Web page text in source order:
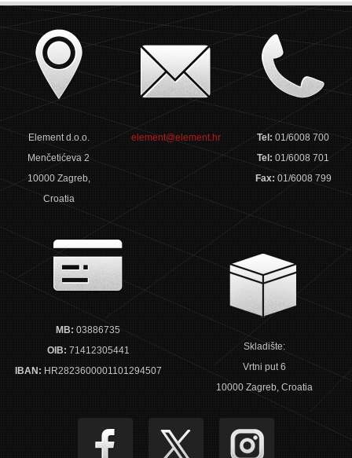
Element d.o.o.
Menčetićeva 2
10000 Zagreb,
Croatia
element@element.hr Tel:01/6008 700
Tel:01/6008 701
Fax: 01/6008 799
MB: 03886735
OIB: 71412305441
IBAN: HR2823600001101294507
Skladište:
Vrtni put 6
10000 Zagreb, Croatia